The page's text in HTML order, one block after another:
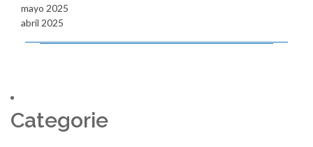
mayo 2025
abril 2025
Categorie